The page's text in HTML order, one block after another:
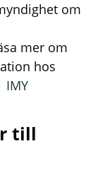
om
mer om
hos
IMY
till